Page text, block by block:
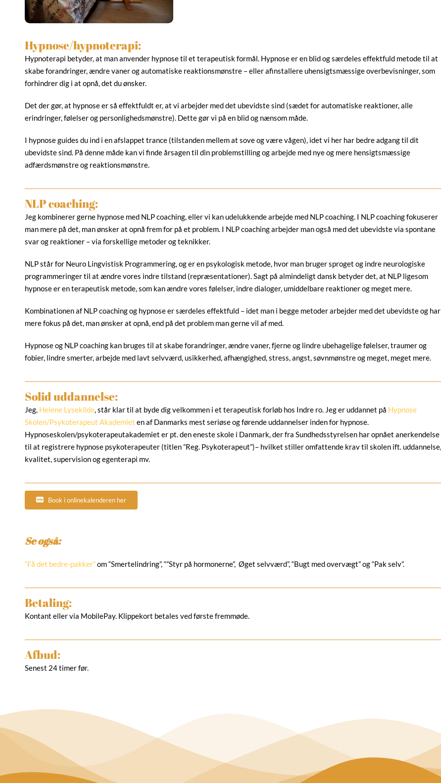
Hypnose/hypnoterapi:
Hypnoterapi betyder, at man anvender hypnose til et terapeutisk formål. Hypnose er en blid og særdeles effektfuld metode til at
skabe forandringer, ændre vaner og automatiske reaktionsmønstre – eller afinstallere uhensigtsmæssige overbevisninger, som
forhindrer dig i at opnå, det du ønsker.
Det der gør, at hypnose er så effektfuldt er, at vi arbejder med det ubevidste sind (sædet for automatiske reaktioner, alle
erindringer, følelser og personlighedsmønstre). Dette gør vi på en blid og nænsom måde.
I hypnose guides du ind i en afslappet trance (tilstanden mellem at sove og være vågen), idet vi her har bedre adgang til dit
ubevidste sind. På denne måde kan vi finde årsagen til din problemstilling og arbejde med nye og mere hensigtsmæssige
adfærdsmønstre og reaktionsmønstre.
NLP coaching:
Jeg kombinerer gerne hypnose med NLP coaching, eller vi kan udelukkende arbejde med NLP coaching. I NLP coaching fokuserer
man mere på det, man ønsker at opnå frem for på et problem. I NLP coaching arbejder man også med det ubevidste via spontane
svar og reaktioner – via forskellige metoder og teknikker.
NLP står for Neuro Lingvistisk Programmering, og er en psykologisk metode, hvor man bruger sproget og indre neurologiske
programmeringer til at ændre vores indre tilstand (repræsentationer). Sagt på almindeligt dansk betyder det, at NLP ligesom
hypnose er en terapeutisk metode, som kan ændre vores følelser, indre dialoger, umiddelbare reaktioner og meget mere.
Kombinationen af NLP coaching og hypnose er særdeles effektfuld – idet man i begge metoder arbejder med det ubevidste og har
mere fokus på det, man ønsker at opnå, end på det problem man gerne vil af med.
Hypnose og NLP coaching kan bruges til at skabe forandringer, ændre vaner, fjerne og lindre ubehagelige følelser, traumer og
fobier, lindre smerter, arbejde med lavt selvværd, usikkerhed, afhængighed, stress, angst, søvnmønstre og meget, meget mere.
Solid uddannelse:
Jeg, Helene Lysekilde, står klar til at byde dig velkommen i et terapeutisk forløb hos Indre ro. Jeg er uddannet på Hypnose
Skolen/Psykoterapeut Akademiet en af Danmarks mest seriøse og førende uddannelser inden for hypnose.
Hypnoseskolen/psykoterapeutakademiet er pt. den eneste skole i Danmark, der fra Sundhedsstyrelsen har opnået anerkendelse
til at registrere hypnose psykoterapeuter (titlen ”Reg. Psykoterapeut”)– hvilket stiller omfattende krav til skolen ift. uddannelse,
kvalitet, supervision og egenterapi mv.
Book i onlinekalenderen her
Se også:
“Få det bedre-pakker”om “Smertelindring”, “”Styr på hormonerne”, Øget selvværd”, “Bugt med overvægt” og “Pak selv”.
Betaling:
Kontant eller via MobilePay. Klippekort betales ved første fremmøde.
Afbud:
Senest 24 timer før.